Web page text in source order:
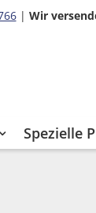
| Wir
Spezielle